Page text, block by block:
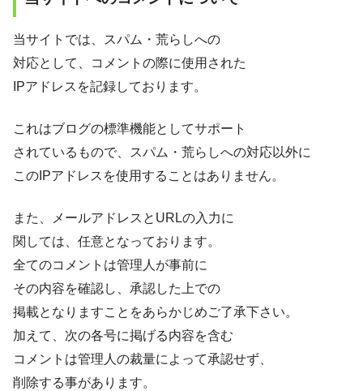
当サイトでは、スパム・荒らしへの
対応として、コメントの際に使用された
IPアドレスを記録しております。
これはブログの標準機能としてサポート
されているもので、スパム・荒らしへの対応以外に
このIPアドレスを使用することはありません。
また、メールアドレスとURLの入力に
関しては、任意となっております。
全てのコメントは管理人が事前に
その内容を確認し、承認した上での
掲載となりますことをあらかじめご了承下さい。
加えて、次の各号に掲げる内容を含む
コメントは管理人の裁量によって承認せず、
削除する事があります。